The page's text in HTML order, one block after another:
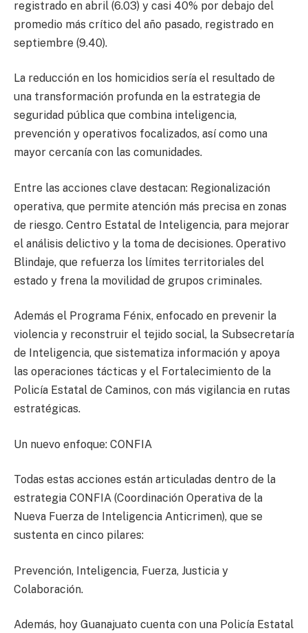
registrado en abril (6.03) y casi 40% por debajo del
promedio más crítico del año pasado, registrado en
septiembre (9.40).
La reducción en los homicidios sería el resultado de
una transformación profunda en la estrategia de
seguridad pública que combina inteligencia,
prevención y operativos focalizados, así como una
mayor cercanía con las comunidades.
Entre las acciones clave destacan: Regionalización
operativa, que permite atención más precisa en zonas
de riesgo. Centro Estatal de Inteligencia, para mejorar
el análisis delictivo y la toma de decisiones. Operativo
Blindaje, que refuerza los límites territoriales del
estado y frena la movilidad de grupos criminales.
Además el Programa Fénix, enfocado en prevenir la
violencia y reconstruir el tejido social, la Subsecretaría
de Inteligencia, que sistematiza información y apoya
las operaciones tácticas y el Fortalecimiento de la
Policía Estatal de Caminos, con más vigilancia en rutas
estratégicas.
Un nuevo enfoque: CONFIA
Todas estas acciones están articuladas dentro de la
estrategia CONFIA (Coordinación Operativa de la
Nueva Fuerza de Inteligencia Anticrimen), que se
sustenta en cinco pilares:
Prevención, Inteligencia, Fuerza, Justicia y
Colaboración.
Además, hoy Guanajuato cuenta con una Policía Estatal